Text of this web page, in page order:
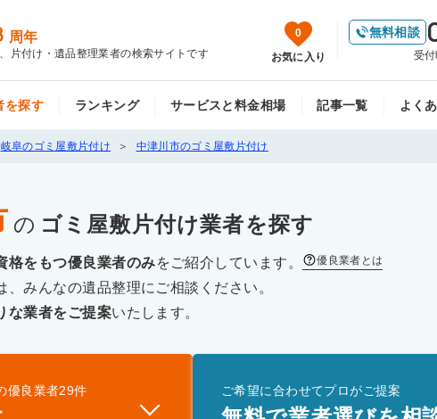
周年
片付け・遺品整理業者の検索サイトです
0
お気に入り
無料相談
受
を探す ランキング サービスと料金相場 記事一覧 よく
岐阜のゴミ屋敷片付け 中津川市のゴミ屋敷片付け
の ゴミ屋敷片付け業者を探す
格をもつ優良業者のみをご紹介しています。 優良業者とは
、みんなの遺品整理にご相談ください。
な業者をご提案いたします。
優良業者29件 ご希望に合わせてプロがご提案